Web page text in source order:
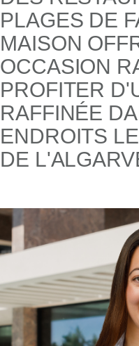
PLAGES DE
MAISON
OCCASION
PROFITER
RAFFINÉE
ENDROITS
DE